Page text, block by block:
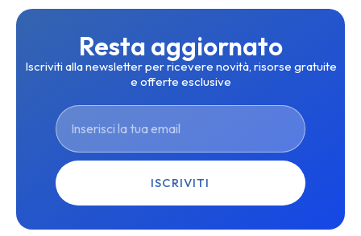
Resta aggiornato
Iscriviti alla newsletter per ricevere novità, risorse gratuite
e offerte esclusive
ISCRIVITI